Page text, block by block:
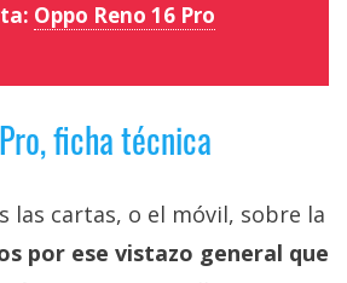
Oppo Reno 16 Pro
ficha técnica
las cartas, o el móvil, sobre la
por ese vistazo general que